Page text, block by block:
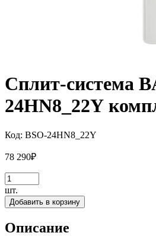
Сплит-система
24HN8_22Y
Код: BSO-24HN8_22Y
78 290₽
шт.
Добавить в корзину
Описание